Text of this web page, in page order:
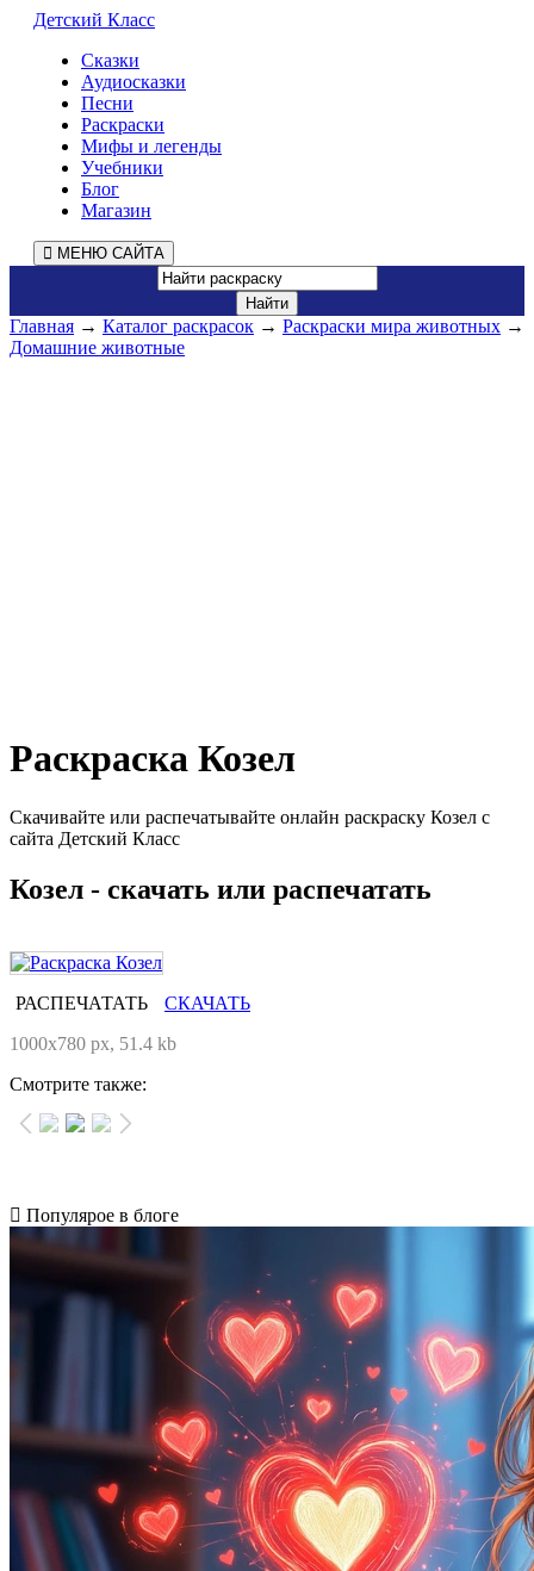
Детский Класс
Сказки
Аудиосказки
Песни
Раскраски
Мифы и легенды
Учебники
Блог
Магазин
МЕНЮ САЙТА
Главная → Каталог раскрасок → Раскраски мира животных →
Домашние животные
Раскраска Козел
Скачивайте или распечатывайте онлайн раскраску Козел с
сайта Детский Класс
Козел - скачать или распечатать
РАСПЕЧАТАТЬ
СКАЧАТЬ
1000x780 px, 51.4 kb
Смотрите также:
Популярое в блоге